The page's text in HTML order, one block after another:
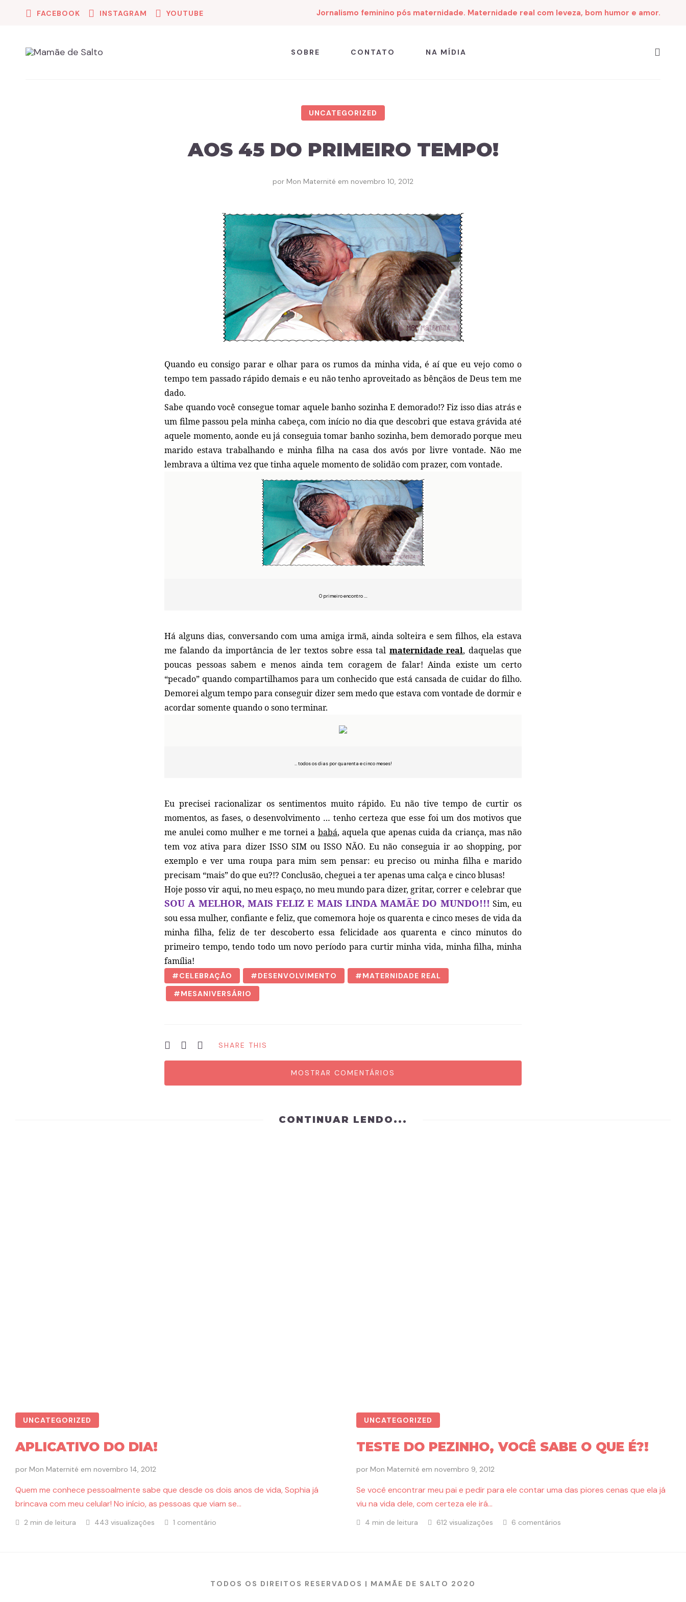
FACEBOOK INSTAGRAM YOUTUBE Jornalismo feminino pós maternidade. Maternidade real com leveza, bom humor e amor.
SOBRE CONTATO NA MÍDIA
UNCATEGORIZED
AOS 45 DO PRIMEIRO TEMPO!
por Mon Maternité em novembro 10, 2012
Quando eu consigo parar e olhar para os rumos da minha vida, é aí que eu vejo como o
tempo tem passado rápido demais e eu não tenho aproveitado as bênçãos de Deus tem me
dado.
Sabe quando você consegue tomar aquele banho sozinha E demorado!? Fiz isso dias atrás e
um filme passou pela minha cabeça, com início no dia que descobri que estava grávida até
aquele momento, aonde eu já conseguia tomar banho sozinha, bem demorado porque meu
marido estava trabalhando e minha filha na casa dos avós por livre vontade. Não me
lembrava a última vez que tinha aquele momento de solidão com prazer, com vontade.
O primeiro encontro ….
Há alguns dias, conversando com uma amiga irmã, ainda solteira e sem filhos, ela estava
me falando da importância de ler textos sobre essa tal maternidade real, daquelas que
poucas pessoas sabem e menos ainda tem coragem de falar! Ainda existe um certo
“pecado” quando compartilhamos para um conhecido que está cansada de cuidar do filho.
Demorei algum tempo para conseguir dizer sem medo que estava com vontade de dormir e
acordar somente quando o sono terminar.
… todos os dias por quarenta e cinco meses!
Eu precisei racionalizar os sentimentos muito rápido. Eu não tive tempo de curtir os
momentos, as fases, o desenvolvimento … tenho certeza que esse foi um dos motivos que
me anulei como mulher e me tornei a babá, aquela que apenas cuida da criança, mas não
tem voz ativa para dizer ISSO SIM ou ISSO NÃO. Eu não conseguia ir ao shopping, por
exemplo e ver uma roupa para mim sem pensar: eu preciso ou minha filha e marido
precisam “mais” do que eu?!? Conclusão, cheguei a ter apenas uma calça e cinco blusas!
Hoje posso vir aqui, no meu espaço, no meu mundo para dizer, gritar, correr e celebrar que
SOU A MELHOR, MAIS FELIZ E MAIS LINDA MAMÃE DO MUNDO!!! Sim, eu
sou essa mulher, confiante e feliz, que comemora hoje os quarenta e cinco meses de vida da
minha filha, feliz de ter descoberto essa felicidade aos quarenta e cinco minutos do
primeiro tempo, tendo todo um novo período para curtir minha vida, minha filha, minha
família!
CELEBRAÇÃO DESENVOLVIMENTO
MATERNIDADE REAL
MESANIVERSÁRIO
SHARE THIS
MOSTRAR COMENTÁRIOS
CONTINUAR LENDO...
UNCATEGORIZED
APLICATIVO DO DIA!
por Mon Maternité em novembro 14, 2012
Quem me conhece pessoalmente sabe que desde os dois anos de vida, Sophia já
brincava com meu celular! No início, as pessoas que viam se…
2 min de leitura 443 visualizações 1 comentário
UNCATEGORIZED
TESTE DO PEZINHO, VOCÊ SABE O QUE É?!
por Mon Maternité em novembro 9, 2012
Se você encontrar meu pai e pedir para ele contar uma das piores cenas que ela já
viu na vida dele, com certeza ele irá…
4 min de leitura 612 visualizações 6 comentários
TODOS OS DIREITOS RESERVADOS | MAMÃE DE SALTO 2020